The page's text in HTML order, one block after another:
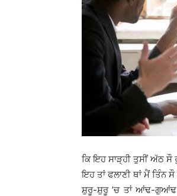
ਕਿ ਇਹ ਸਾੜ੍ਹੀ ਤੁਸੀਂ ਅੱਠ ਸੌ
ਇਹ ਤਾਂ ਫਲਾਣੀ ਥਾਂ ਮੈਂ ਤਿੰਨ
ਸ਼ੁਰੂ-ਸ਼ੁਰੂ ’ਚ ਤਾਂ ਆਂਢ-ਗੁਆਂਢ